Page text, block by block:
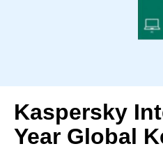
Kaspersky
Year Global